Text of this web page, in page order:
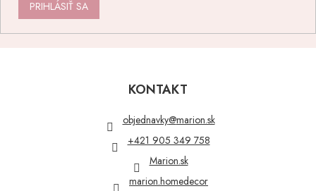
PRIHLÁSIŤ SA
KONTAKT
objednavky@marion.sk
+421 905 349 758
Marion.sk
marion.homedecor